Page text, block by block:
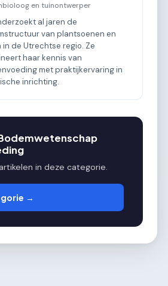
en tuinontwerper
al jaren de
van plantsoenen en
in de Utrechtse regio. Ze
haar kennis van
met praktijkervaring in
inrichting.
in deze categorie.
→